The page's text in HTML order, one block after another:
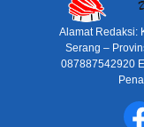
Alamat Redaksi:
Serang –
087887542920